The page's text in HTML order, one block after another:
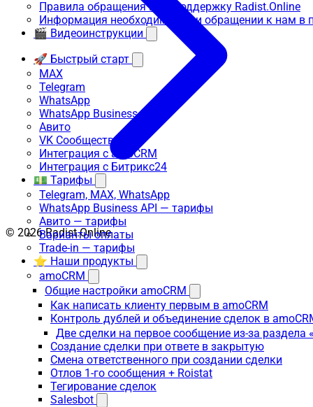
Правила обращения в техподдержку Radist.Online
Информация необходимая при обращении к нам в
🎬 Видеоинструкции
🚀 Быстрый старт
MAX
Telegram
WhatsApp
WhatsApp Business API
Авито
VK Сообщества
Интеграция с amoCRM
Интеграция с Битрикс24
💵 Тарифы
Telegram, MAX, WhatsApp
WhatsApp Business API — тарифы
Авито — тарифы
Варианты оплаты
Trade-in — тарифы
⭐ Наши продукты
amoCRM
Общие настройки amoCRM
Как написать клиенту первым в amoCRM
Контроль дублей и объединение сделок в
Две сделки на первое сообщение из-за раздела
Создание сделки при ответе в закрытую
Смена ответственного при создании сделки
Отлов 1-го сообщения + Roistat
Тегирование сделок
Salesbot
© 2026 Radist.Online